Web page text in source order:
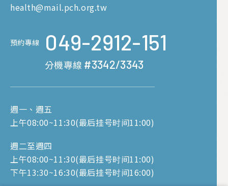
health@mail.pch.org.tw
預約專線 049-2912-151
分機專線 #3342/3343
週一、週五
上午08:00~11:30(最后挂号时间11:00)
週二至週四
上午08:00~11:30(最后挂号时间11:00)
下午13:30~16:30(最后挂号时间16:00)